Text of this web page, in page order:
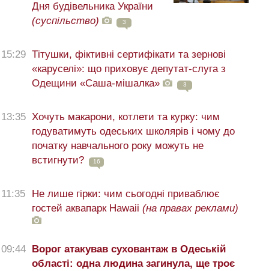
Дня будівельника України
(суспільство)
3
15:29 Тітушки, фіктивні сертифікати та зернові
«каруселі»: що приховує депутат-слуга з
Одещини «Саша-мішалка»
3
13:35 Хочуть макарони, котлети та курку: чим
годуватимуть одеських школярів і чому до
початку навчального року можуть не
встигнути?
16
11:35
Не лише гірки: чим сьогодні приваблює
гостей аквапарк Hawaii (на правах реклами)
09:44
Ворог атакував суховантаж в Одеській
області: одна людина загинула, ще троє